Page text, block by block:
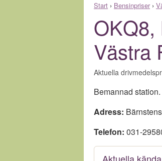
Start › Bensinpriser›
OKQ8,
Västra
Aktuella
Bemannad station.
Adress:
Telefon: 031-